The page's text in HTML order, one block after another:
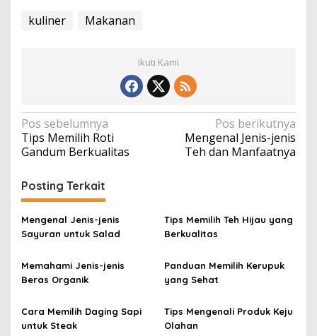
kuliner
Makanan
Ikuti Kami
N
a
i
g
a
s
i
p
o
s
Pos sebelumnya
Tips Memilih Roti
Gandum Berkualitas
Pos berikutnya
Mengenal Jenis-jenis
Teh dan Manfaatnya
Posting Terkait
Mengenal Jenis-jenis
Sayuran untuk Salad
Tips Memilih Teh Hijau yang
Berkualitas
Memahami Jenis-jenis
Beras Organik
Panduan Memilih Kerupuk
yang Sehat
Cara Memilih Daging Sapi
untuk Steak
Tips Mengenali Produk Keju
Olahan